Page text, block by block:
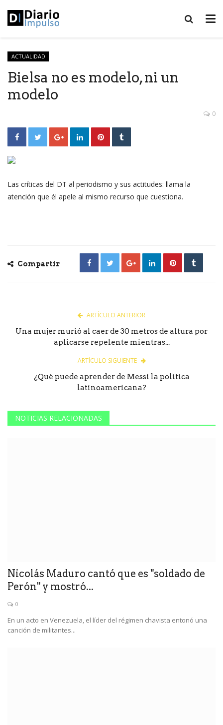
ACTUALIDAD
Bielsa no es modelo, ni un
modelo
0
Las críticas del DT al periodismo y sus actitudes: llama la
atención que él apele al mismo recurso que cuestiona.
Compartir
ARTÍCULO ANTERIOR
Una mujer murió al caer de 30 metros de altura por
aplicarse repelente mientras...
ARTÍCULO SIGUIENTE
¿Qué puede aprender de Messi la política
latinoamericana?
NOTICIAS RELACIONADAS
Nicolás Maduro cantó que es "soldado de
Perón" y mostró...
0
En un acto en Venezuela, el líder del régimen chavista entonó una
canción de militantes...